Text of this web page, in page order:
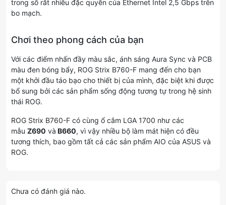
trong số rất nhiều đặc quyền của Ethernet Intel 2,5 Gbps trên
bo mạch.
Chơi theo phong cách của bạn
Với các điểm nhấn đầy màu sắc, ánh sáng Aura Sync và PCB
màu đen bóng bẩy, ROG Strix B760-F mang đến cho bạn
một khởi đầu táo bạo cho thiết bị của mình, đặc biệt khi được
bổ sung bởi các sản phẩm sống động tương tự trong hệ sinh
thái ROG.
ROG Strix B760-F có cùng ổ cắm LGA 1700 như các
mẫu Z690 và B660, vì vậy nhiều bộ làm mát hiện có đều
tương thích, bao gồm tất cả các sản phẩm AIO của ASUS và
ROG.
Chưa có đánh giá nào.